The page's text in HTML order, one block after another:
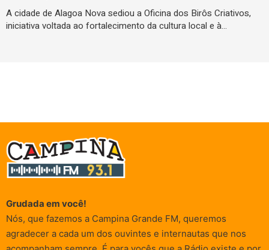
A cidade de Alagoa Nova sediou a Oficina dos Birôs Criativos,
iniciativa voltada ao fortalecimento da cultura local e à…
Grudada em você!
Nós, que fazemos a Campina Grande FM, queremos
agradecer a cada um dos ouvintes e internautas que nos